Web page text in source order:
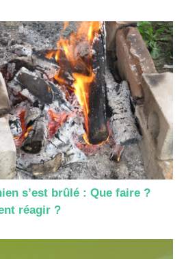
s’est brûlé : Que faire ?
réagir ?